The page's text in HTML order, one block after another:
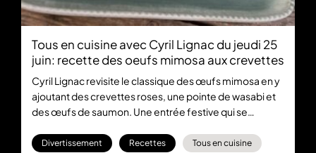
Tous en cuisine avec Cyril Lignac du jeudi 25
juin: recette des oeufs mimosa aux crevettes
Cyril Lignac revisite le classique des œufs mimosa en y
ajoutant des crevettes roses, une pointe de wasabi et
des œufs de saumon. Une entrée festive qui se
spéciale Coupe du monde, du lundi au vendredi à 18:30
Divertissement Recettes Tous en cuisine